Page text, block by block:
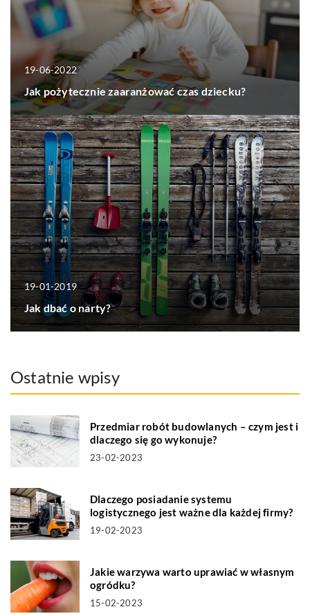
19-06-2022
Jak pożytecznie zaaranżować czas dziecku?
19-01-2019
Jak dbać o narty?
Ostatnie wpisy
Przedmiar robót budowlanych – czym jest i
dlaczego się go wykonuje?
23-02-2023
Dlaczego posiadanie systemu
logistycznego jest ważne dla każdej firmy?
19-02-2023
Jakie warzywa warto uprawiać w własnym
ogródku?
15-02-2023